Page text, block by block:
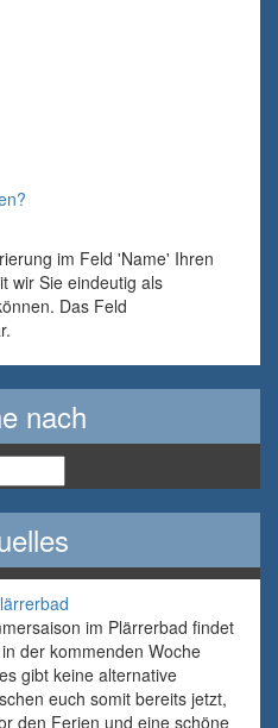
im Feld 'Name' Ihren
wir Sie eindeutig als
Das Feld
nach
im Plärrerbad findet
der kommenden Woche
gibt keine alternative
euch somit bereits jetzt,
den Ferien und eine schöne